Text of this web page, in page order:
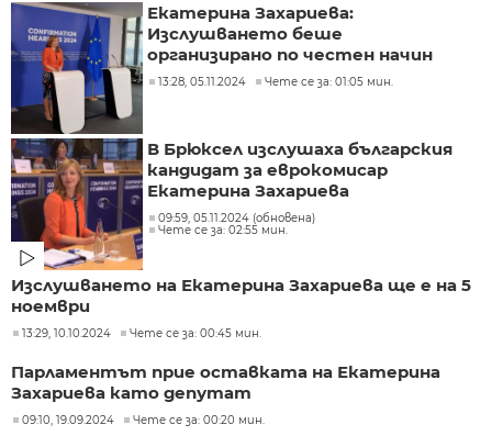
Екатерина Захариева:
Изслушването беше
организирано по честен начин
13:28, 05.11.2024 Чете се за: 01:05 мин.
В Брюксел изслушаха българския
кандидат за еврокомисар
Екатерина Захариева
09:59, 05.11.2024 (обновена)
Чете се за: 02:55 мин.
Изслушването на Екатерина Захариева ще е на 5
ноември
13:29, 10.10.2024 Чете се за: 00:45 мин.
Парламентът прие оставката на Екатерина
Захариева като депутат
09:10, 19.09.2024 Чете се за: 00:20 мин.